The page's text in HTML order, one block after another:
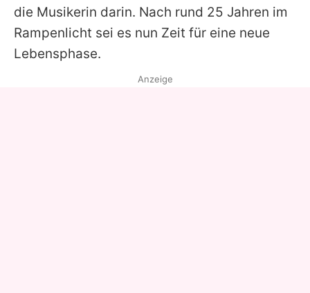
Utiq verwalten
die Musikerin darin. Nach rund 25 Jahren im
Rampenlicht sei es nun Zeit für eine neue
Lebensphase.
Anzeige